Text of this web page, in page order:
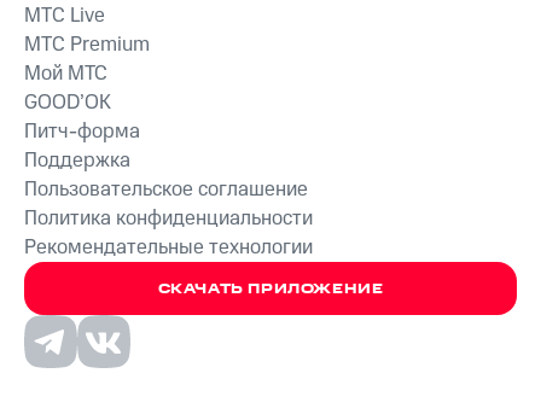
СКАЧАТЬ ПРИЛОЖЕНИЕ
MTС Live
MTС Premium
Мой МТС
GOOD’OK
Питч-форма
Поддержка
Пользовательское соглашение
Политика конфиденциальности
Рекомендательные технологии